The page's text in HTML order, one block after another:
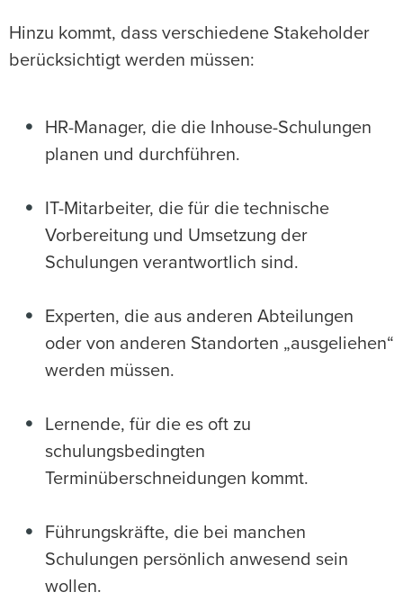
Hinzu kommt, dass verschiedene Stakeholder
berücksichtigt werden müssen:
HR-Manager, die die Inhouse-Schulungen
planen und durchführen.
IT-Mitarbeiter, die für die technische
Vorbereitung und Umsetzung der
Schulungen verantwortlich sind.
Experten, die aus anderen Abteilungen
oder von anderen Standorten „ausgeliehen“
werden müssen.
Lernende, für die es oft zu
schulungsbedingten
Terminüberschneidungen kommt.
Führungskräfte, die bei manchen
Schulungen persönlich anwesend sein
wollen.